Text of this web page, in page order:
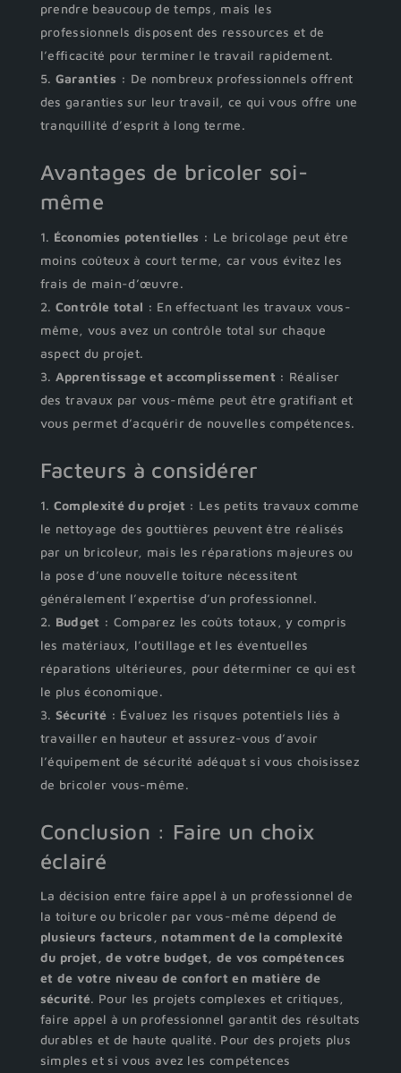
prendre beaucoup de temps, mais les
professionnels disposent des ressources et de
l’efficacité pour terminer le travail rapidement.
Garanties : De nombreux professionnels offrent
des garanties sur leur travail, ce qui vous offre une
tranquillité d’esprit à long terme.
Avantages de bricoler soi-
même
Économies potentielles : Le bricolage peut être
moins coûteux à court terme, car vous évitez les
frais de main-d’œuvre.
Contrôle total : En effectuant les travaux vous-
même, vous avez un contrôle total sur chaque
aspect du projet.
Apprentissage et accomplissement : Réaliser
des travaux par vous-même peut être gratifiant et
vous permet d’acquérir de nouvelles compétences.
Facteurs à considérer
Complexité du projet : Les petits travaux comme
le nettoyage des gouttières peuvent être réalisés
par un bricoleur, mais les réparations majeures ou
la pose d’une nouvelle toiture nécessitent
généralement l’expertise d’un professionnel.
Budget : Comparez les coûts totaux, y compris
les matériaux, l’outillage et les éventuelles
réparations ultérieures, pour déterminer ce qui est
le plus économique.
Sécurité : Évaluez les risques potentiels liés à
travailler en hauteur et assurez-vous d’avoir
l’équipement de sécurité adéquat si vous choisissez
de bricoler vous-même.
Conclusion : Faire un choix
éclairé
La décision entre faire appel à un professionnel de
la toiture ou bricoler par vous-même dépend de
plusieurs facteurs, notamment de la complexité
du projet, de votre budget, de vos compétences
et de votre niveau de confort en matière de
sécurité. Pour les projets complexes et critiques,
faire appel à un professionnel garantit des résultats
durables et de haute qualité. Pour des projets plus
simples et si vous avez les compétences